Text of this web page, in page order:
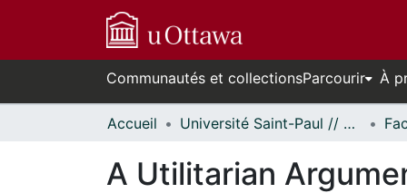
Communautés et collectionsParcourir À
Accueil Université Saint-Paul // Saint Paul University
A Utilitarian